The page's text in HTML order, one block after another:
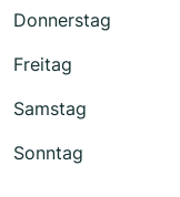
Donnerstag
Freitag
Samstag
Sonntag